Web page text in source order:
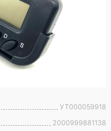
УТ000059918
2000999881138